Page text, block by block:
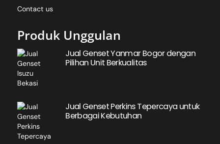
Contact us
Produk Unggulan
Jual Genset Yanmar Bogor dengan
Pilihan Unit Berkualitas
Jual Genset Perkins Tepercaya untuk
Berbagai Kebutuhan